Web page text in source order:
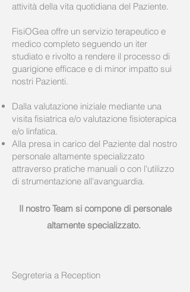
attività della vita quotidiana del Paziente.
FisiOGea offre un servizio terapeutico e
medico completo seguendo un iter
studiato e rivolto a rendere il processo di
guarigione efficace e di minor impatto sui
nostri Pazienti.
Dalla valutazione iniziale mediante una
visita fisiatrica e/o valutazione fisioterapica
e/o linfatica.
Alla presa in carico del Paziente dal nostro
personale altamente specializzato
attraverso pratiche manuali o con l'utilizzo
di strumentazione all'avanguardia.
Il nostro Team si compone di personale
altamente specializzato.
Segreteria a Reception